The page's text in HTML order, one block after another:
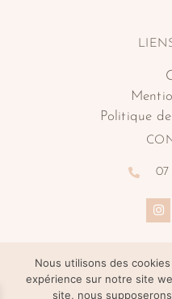
Politique
07
Nous utilisons des
expérience sur notre site
site, nous